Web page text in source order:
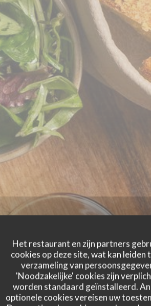
Het restaurant en zijn partners
cookies op deze site, wat kan leiden
verzameling van
'Noodzakelijke' cookies zijn
worden standaard geïnstalleerd.
optionele cookies vereisen uw